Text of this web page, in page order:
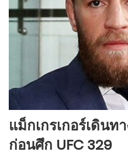
แม็กเกรเกอร์เดินท
ก่อนศึก UFC 329